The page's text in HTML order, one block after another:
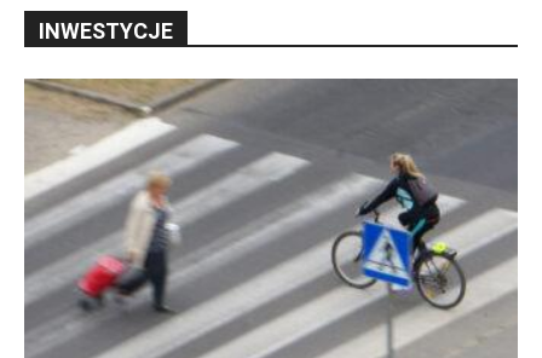
INWESTYCJE